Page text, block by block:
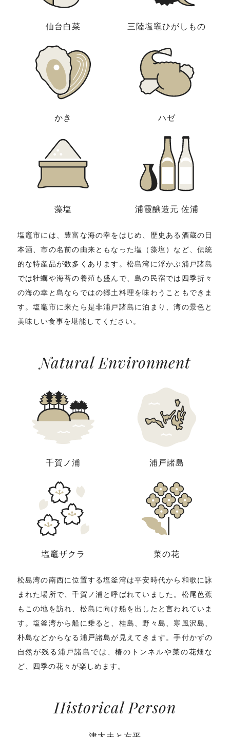
仙台白菜 三陸塩竈ひがしもの
かき ハゼ
藻塩 浦霞醸造元 佐浦
塩竈市には、豊富な海の幸をはじめ、歴史ある酒蔵の日
本酒、市の名前の由来ともなった塩（藻塩）など、伝統
的な特産品が数多くあります。松島湾に浮かぶ浦戸諸島
では牡蠣や海苔の養殖も盛んで、島の民宿では四季折々
の海の幸と島ならではの郷土料理を味わうこともできま
す。塩竈市に来たら是非浦戸諸島に泊まり、湾の景色と
美味しい食事を堪能してください。
Natural Environment
千賀ノ浦 浦戸諸島
塩竈ザクラ 菜の花
松島湾の南西に位置する塩釜湾は平安時代から和歌に詠
まれた場所で、千賀ノ浦と呼ばれていました。松尾芭蕉
もこの地を訪れ、松島に向け船を出したと言われていま
す。塩釜湾から船に乗ると、桂島、野々島、寒風沢島、
朴島などからなる浦戸諸島が見えてきます。手付かずの
自然が残る浦戸諸島では、椿のトンネルや菜の花畑な
ど、四季の花々が楽しめます。
Historical Person